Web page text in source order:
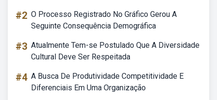
#2 O Processo Registrado No Gráfico Gerou A
Seguinte Consequência Demográfica
#3 Atualmente Tem-se Postulado Que A Diversidade
Cultural Deve Ser Respeitada
#4 A Busca De Produtividade Competitividade E
Diferenciais Em Uma Organização